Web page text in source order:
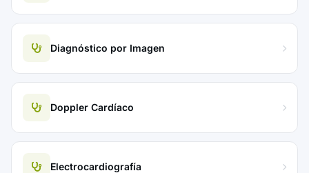
Diagnóstico por Imagen
Doppler Cardíaco
Electrocardiografía